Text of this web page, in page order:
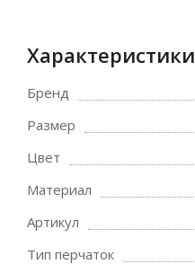
Характеристики
Бренд
Размер
Цвет
Материал
Артикул
Тип перчаток